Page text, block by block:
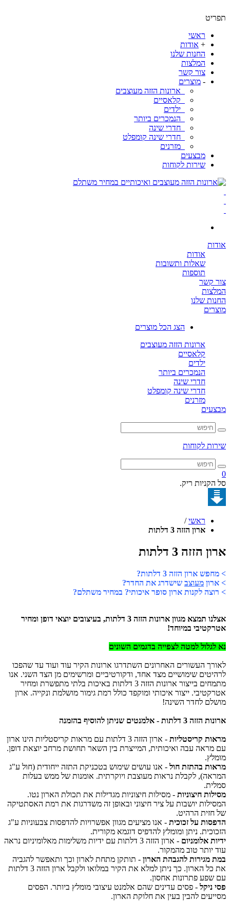
ראשי
אודות
החנות שלנו
המלצות
צור קשר
מוצרים
ארונות הזזה מעוצבים
קלאסיים
ילדים
הנמכרים ביותר
חדרי שינה
חדרי שינה קומפלט
מזרנים
מבצעים
שירות לקוחות
אודות
שאלות ותשובות
תוספות
קשר
שלנו
הצג הכל מוצרים
ארונות הזזה מעוצבים
קלאסיים
הנמכרים ביותר
חדרי שינה
חדרי שינה קומפלט
מזרנים
לקוחות
ריק.
ראשי
/
ארון הזזה 3 דלתות
3 דלתות
ארון הזזה 3 דלתות?
מעוצבשישדרג את החדר?
לקנות ארון סופר איכותי? במחיר משתלם?
אצלנו תמצא מגוון ארונות הזזה 3 דלתות, בעיצובים יוצאי דופן ומחיר
במיוחד!
למטה לצפייה בדגמים השונים
העשורים האחרונים השתדרגו ארונות הקיר עוד ועוד עד שהפכו
שימושיים מצד אחד, ודקורטיביים ומרשימים מן הצד השני. אנו
מתמחים בייצור ארונות הזזה 3 דלתות באיכות בלתי מתפשרת ומחיר
ייצור איכותי ומוקפד כולל רמת גימור מושלמת ונקייה. ארון
לחדר השינה!
- אלמנטים שניתן להוסיף בהזמנה
קריסטליות
- ארון הזזה 3 דלתות עם מראות קריסטליות הינו ארון
עבה ואיכותית, המייצרת בין השאר תחושת מרחב יוצאת דופן.
בהתזת חול- אנו עושים שימוש בטכניקת התזה ייחודית (חול ע"ג
לקבלת נראות מעוצבת ויוקרתית. אומנות של ממש בעלות
חיצוניות- מסילות חיצוניות מגדילות את תכולת הארון נטו.
יושבות על ציר חיצוני ובאופן זה משדרגות את רמת האסתטיקה
הרהיט.
על זכוכית- אנו מציעים מגוון אפשרויות להדפסות צבעוניות ע"ג
ניתן ומומלץ להדפיס דוגמא מקורית.
אלומניום
- ארון הזזה 3 דלתות עם ידיות משלימות מאלומיניום נראה
טוב מהמקור.
להגבהת הארון- תותקן מתחת לארון וכך ותאפשר להגביה
את כל הארון. כך ניתן למלא את הקיר במלואו ולקבל ארון הזזה 3 דלתות
פתרונות אחסון.
- פסים עדינים שהם אלמנט עיצובי מומלץ ביותר. הפסים
להבין בעין את חלוקת הארון.